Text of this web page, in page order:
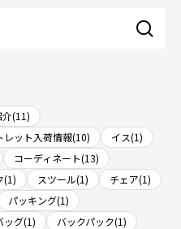
(11)
レット入荷情報(10)
イス(1)
コーディネート(13)
(1) スツール(1)
チェア(1)
パッキング(1)
ッグ(1)
バックパック(1)